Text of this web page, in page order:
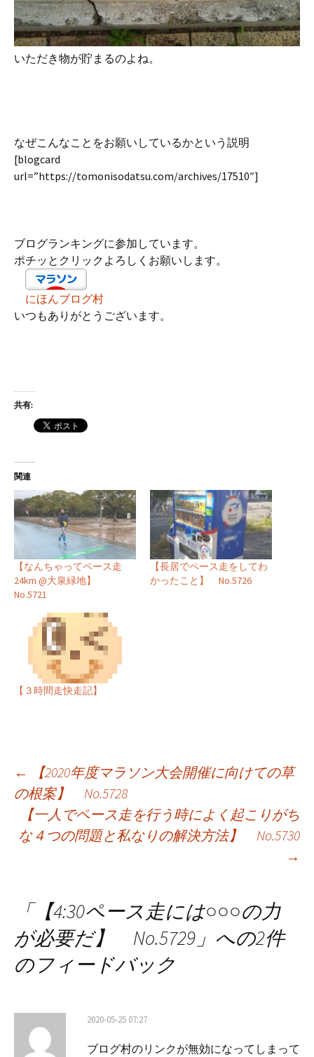
いただき物が貯まるのよね。
なぜこんなことをお願いしているかという説明
[blogcard
url=”https://tomonisodatsu.com/archives/17510″]
ブログランキングに参加しています。
ポチッとクリックよろしくお願いします。
にほんブログ村
いつもありがとうございます。
共有:
関連
【なんちゃってペース走
24km @大泉緑地】
No.5721
【長居でペース走をしてわ
かったこと】 No.5726
【３時間走快走記】
投
稿
シ
ョ
←
【2020年度マラソン大会開催に向けての草
の根案】 No.5728
【一人でペース走を行う時によく起こりがち
な４つの問題と私なりの解決方法】 No.5730
→
「【4:30ペース走には○○○の力
が必要だ】 No.5729 」への2件
のフィードバック
2020-05-25 07:27
ブログ村のリンクが無効になってしまって